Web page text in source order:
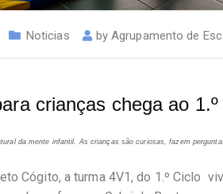
Noticias byAgrupamento de
crianças chega ao
da mente infantil. As crianças são curiosas, fazem
Cógito, a turma 4V1, do 1.º Ciclo